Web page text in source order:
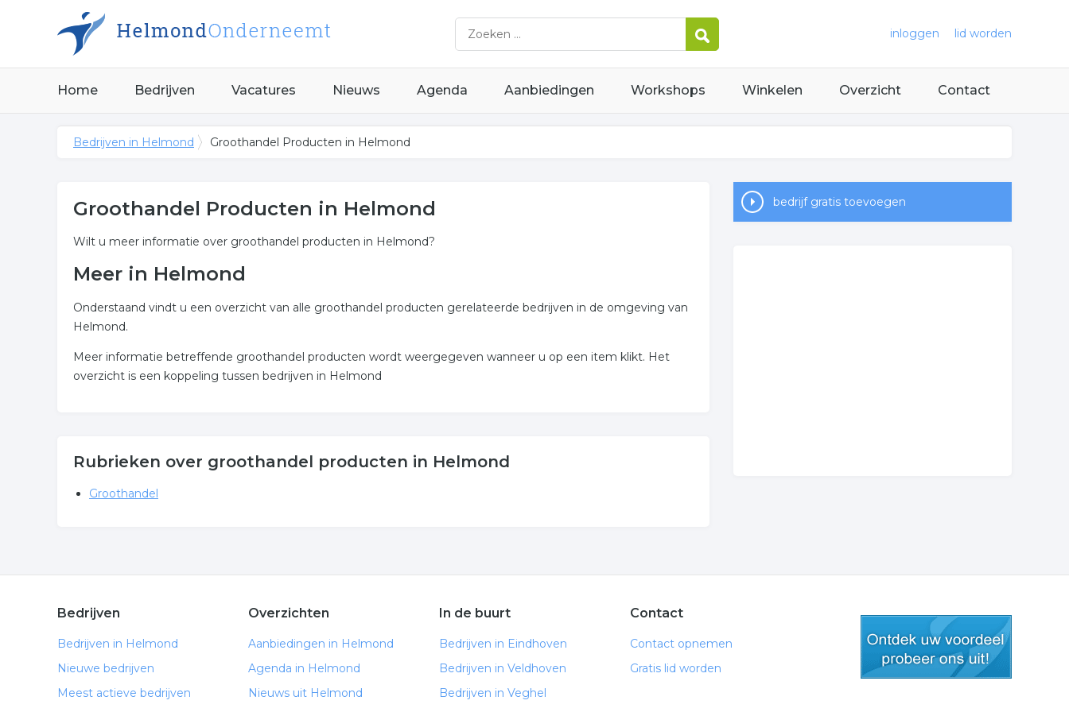
inloggen lid worden
Home Bedrijven Vacatures Nieuws Agenda Aanbiedingen Workshops Winkelen Overzicht Contact
Bedrijven in Helmond Groothandel Producten in Helmond
Groothandel Producten in Helmond
Wilt u meer informatie over groothandel producten in Helmond?
Meer in Helmond
Onderstaand vindt u een overzicht van alle groothandel producten gerelateerde bedrijven in de omgeving van
Helmond.
Meer informatie betreffende groothandel producten wordt weergegeven wanneer u op een item klikt. Het
overzicht is een koppeling tussen bedrijven in Helmond
Rubrieken over groothandel producten in Helmond
Groothandel
bedrijf gratis toevoegen
Bedrijven
Bedrijven in Helmond
Nieuwe bedrijven
Meest actieve bedrijven
Overzichten
Aanbiedingen in Helmond
Agenda in Helmond
Nieuws uit Helmond
In de buurt
Bedrijven in Eindhoven
Bedrijven in Veldhoven
Bedrijven in Veghel
Contact
Contact opnemen
Gratis lid worden